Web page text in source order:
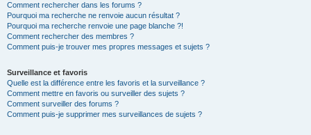
Comment rechercher dans les forums ?
Pourquoi ma recherche ne renvoie aucun résultat ?
Pourquoi ma recherche renvoie une page blanche ?!
Comment rechercher des membres ?
Comment puis-je trouver mes propres messages et sujets ?
Surveillance et favoris
Quelle est la différence entre les favoris et la surveillance ?
Comment mettre en favoris ou surveiller des sujets ?
Comment surveiller des forums ?
Comment puis-je supprimer mes surveillances de sujets ?